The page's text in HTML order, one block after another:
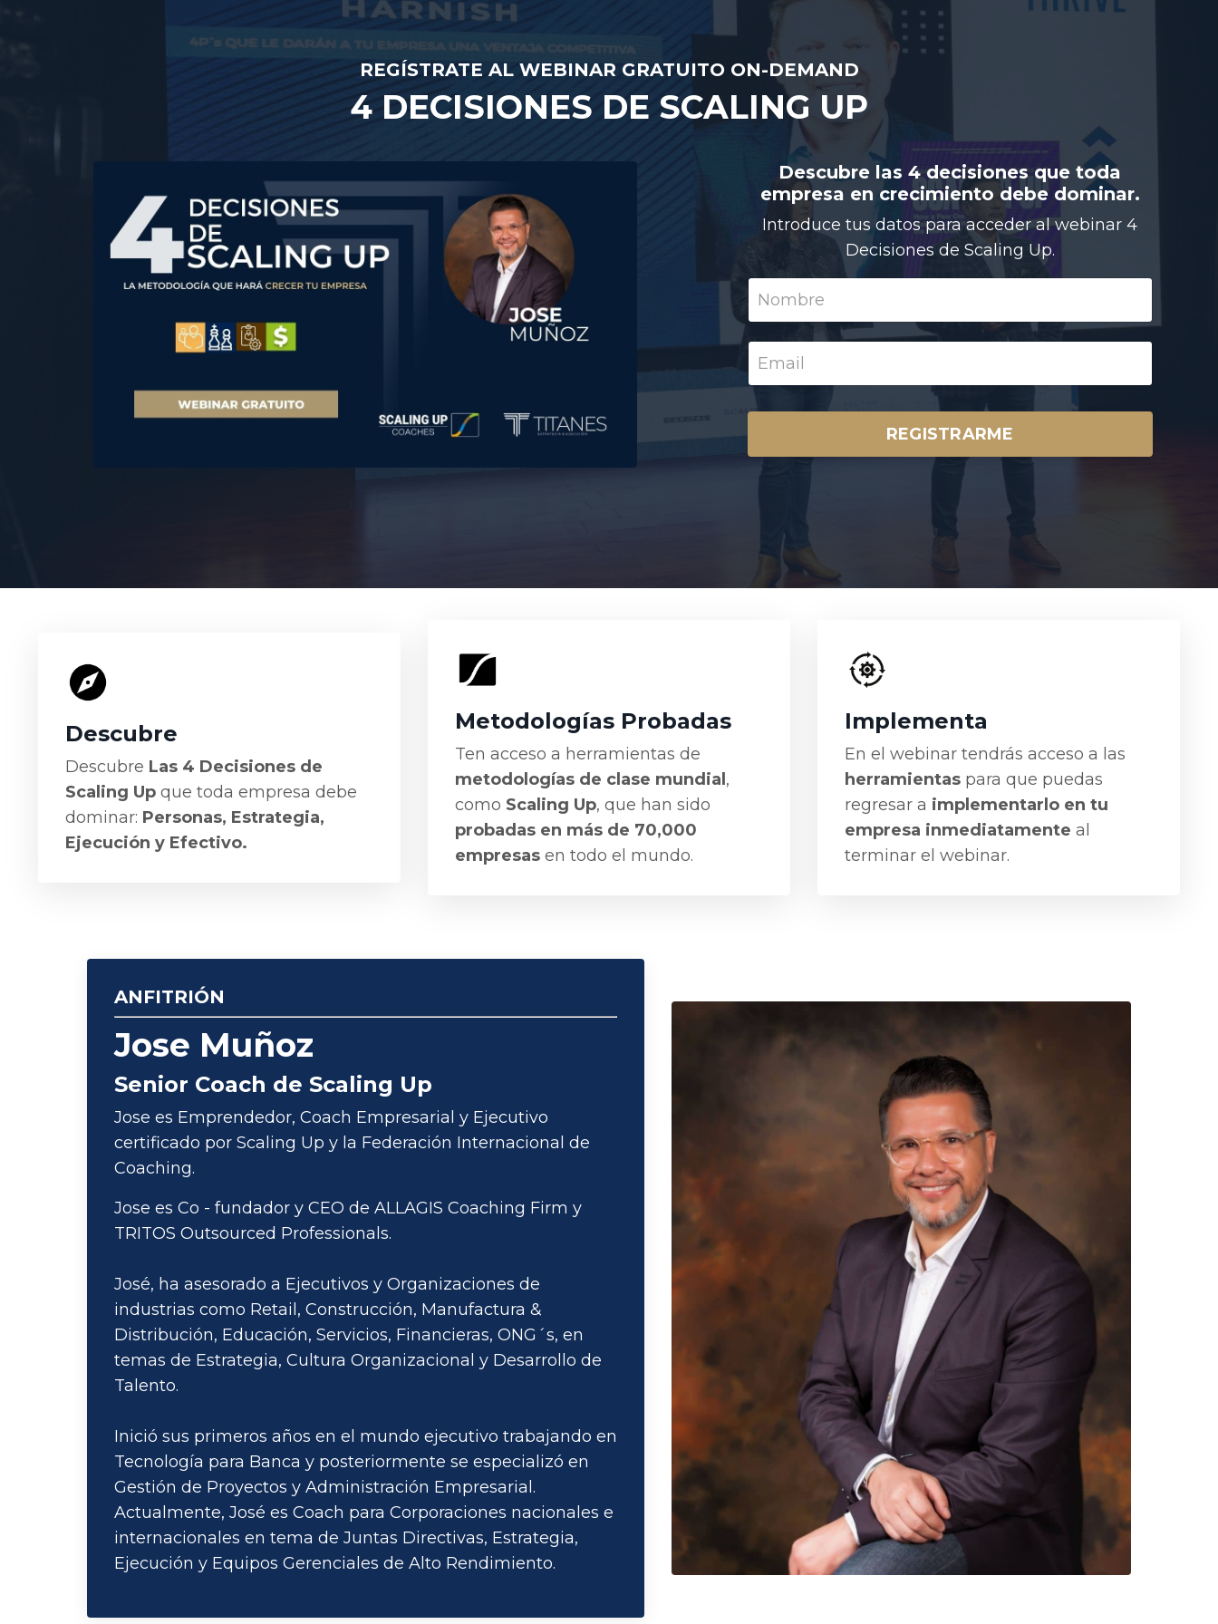
REGÍSTRATE AL WEBINAR GRATUITO ON-DEMAND
4 DECISIONES DE SCALING UP
Descubre las 4 decisiones que toda
empresa en crecimiento debe dominar.
Introduce tus datos para acceder al webinar 4
Decisiones de Scaling Up.
REGISTRARME
Descubre
Descubre Las 4 Decisiones de
Scaling Up que toda empresa debe
dominar: Personas, Estrategia,
Ejecución y Efectivo.
Metodologías Probadas
Ten acceso a herramientas de
metodologías de clase mundial ,
como Scaling Up, que han sido
probadas en más de 70,000
empresas en todo el mundo.
Implementa
En el webinar tendrás acceso a las
herramientas para que puedas
regresar a implementarlo en tu
empresa inmediatamente al
terminar el webinar.
ANFITRIÓN
Jose Muñoz
Senior Coach de Scaling Up
Jose es Emprendedor, Coach Empresarial y Ejecutivo
certificado por Scaling Up y la Federación Internacional de
Coaching.
Jose es Co - fundador y CEO de ALLAGIS Coaching Firm y
TRITOS Outsourced Professionals.
José, ha asesorado a Ejecutivos y Organizaciones de
industrias como Retail, Construcción, Manufactura &
Distribución, Educación, Servicios, Financieras, ONG´s, en
temas de Estrategia, Cultura Organizacional y Desarrollo de
Talento.
Inició sus primeros años en el mundo ejecutivo trabajando en
Tecnología para Banca y posteriormente se especializó en
Gestión de Proyectos y Administración Empresarial.
Actualmente, José es Coach para Corporaciones nacionales e
internacionales en tema de Juntas Directivas, Estrategia,
Ejecución y Equipos Gerenciales de Alto Rendimiento.